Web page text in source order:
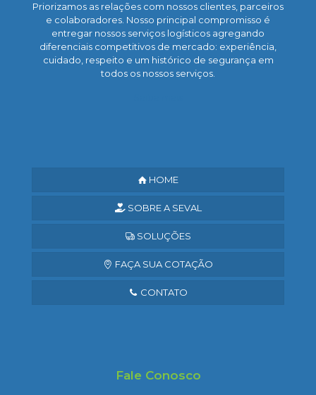
Priorizamos as relações com nossos clientes, parceiros
e colaboradores. Nosso principal compromisso é
entregar nossos serviços logísticos agregando
diferenciais competitivos de mercado: experiência,
cuidado, respeito e um histórico de segurança em
todos os nossos serviços.
HOME
SOBRE A SEVAL
SOLUÇÕES
FAÇA SUA COTAÇÃO
CONTATO
Fale Conosco